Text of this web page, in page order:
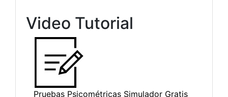
Video Tutorial